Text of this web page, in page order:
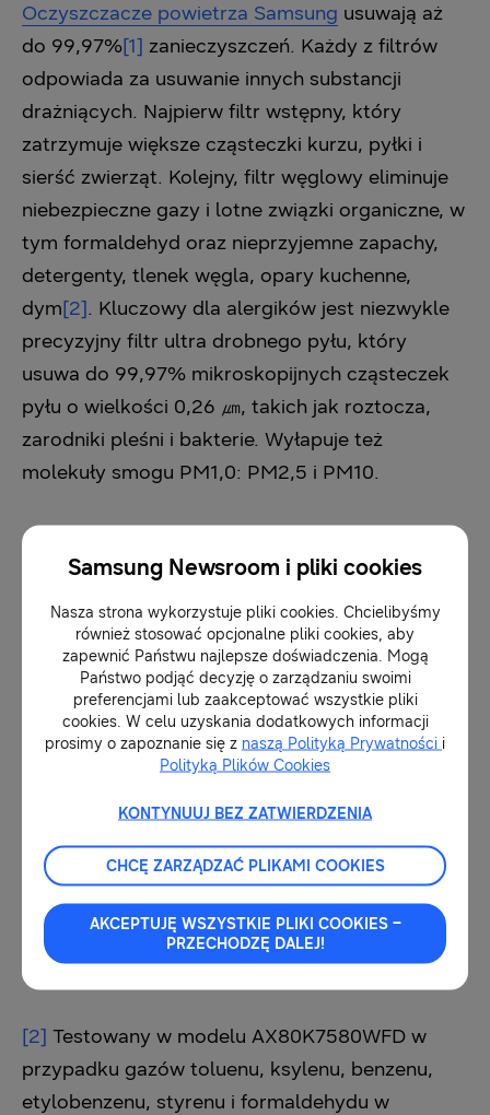
Oczyszczacze powietrza Samsung usuwają aż
do 99,97%[1] zanieczyszczeń. Każdy z filtrów
odpowiada za usuwanie innych substancji
drażniących. Najpierw filtr wstępny, który
zatrzymuje większe cząsteczki kurzu, pyłki i
sierść zwierząt. Kolejny, filtr węglowy eliminuje
niebezpieczne gazy i lotne związki organiczne, w
tym formaldehyd oraz nieprzyjemne zapachy,
detergenty, tlenek węgla, opary kuchenne,
dym[2]. Kluczowy dla alergików jest niezwykle
precyzyjny filtr ultra drobnego pyłu, który
usuwa do 99,97% mikroskopijnych cząsteczek
pyłu o wielkości 0,26 ㎛, takich jak roztocza,
zarodniki pleśni i bakterie. Wyłapuje też
molekuły smogu PM1,0: PM2,5 i PM10.
Oczywiście oczyszczaczami powietrza Samsung
można sterować za pomocą aplikacji
SmartThings[3]. Dzięki niej możemy bez
względu na naszą lokalizację sprawdzić w
dowolnym momencie przy pomocy smartfona
stan zanieczyszczenia powietrza w naszym
mieszkaniu albo ustawić harmonogram pracy
oczyszczacza. A wszystko po to by móc wrócić
do czystego domu na przykład po długim dniu
Na podstawie badań cząsteczek pyłu o
wielkości 0,26µm w Narodowym Instytucie
Testów w Korei.
[2] Testowany w modelu AX80K7580WFD w
przypadku gazów toluenu, ksylenu, benzenu,
etylobenzenu, styrenu i formaldehydu w
Samsung Newsroom i pliki cookies
Nasza strona wykorzystuje pliki cookies. Chcielibyśmy
również stosować opcjonalne pliki cookies, aby
zapewnić Państwu najlepsze doświadczenia. Mogą
Państwo podjąć decyzję o zarządzaniu swoimi
preferencjami lub zaakceptować wszystkie pliki
cookies. W celu uzyskania dodatkowych informacji
prosimy o zapoznanie się z naszą Polityką Prywatności i
Polityką Plików Cookies
KONTYNUUJ BEZ ZATWIERDZENIA
CHCĘ ZARZĄDZAĆ PLIKAMI COOKIES
AKCEPTUJĘ WSZYSTKIE PLIKI COOKIES –
PRZECHODZĘ DALEJ!